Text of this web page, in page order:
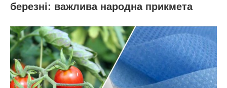
березні: важлива народна прикмета